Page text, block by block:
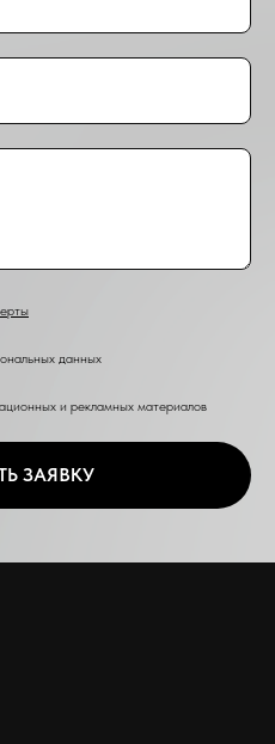
данных
и рекламных материалов
ЗАЯВКУ